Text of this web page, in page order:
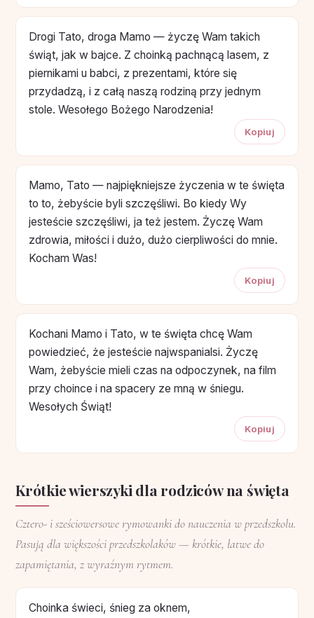
Drogi Tato, droga Mamo — życzę Wam takich
świąt, jak w bajce. Z choinką pachnącą lasem, z
piernikami u babci, z prezentami, które się
przydadzą, i z całą naszą rodziną przy jednym
stole. Wesołego Bożego Narodzenia!
Kopiuj
Mamo, Tato — najpiękniejsze życzenia w te święta
to to, żebyście byli szczęśliwi. Bo kiedy Wy
jesteście szczęśliwi, ja też jestem. Życzę Wam
zdrowia, miłości i dużo, dużo cierpliwości do mnie.
Kocham Was!
Kopiuj
Kochani Mamo i Tato, w te święta chcę Wam
powiedzieć, że jesteście najwspanialsi. Życzę
Wam, żebyście mieli czas na odpoczynek, na film
przy choince i na spacery ze mną w śniegu.
Wesołych Świąt!
Kopiuj
Krótkie wierszyki dla rodziców na święta
Cztero- i sześciowersowe rymowanki do nauczenia w przedszkolu.
Pasują dla większości przedszkolaków — krótkie, łatwe do
zapamiętania, z wyraźnym rytmem.
Choinka świeci, śnieg za oknem,